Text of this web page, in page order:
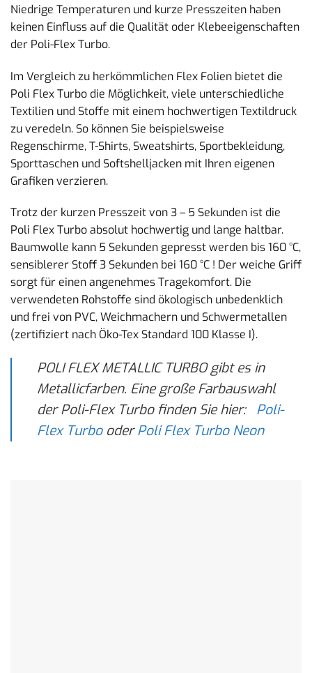
Niedrige Temperaturen und kurze Presszeiten haben
keinen Einfluss auf die Qualität oder Klebeeigenschaften
der Poli-Flex Turbo.
Im Vergleich zu herkömmlichen Flex Folien bietet die
Poli Flex Turbo die Möglichkeit, viele unterschiedliche
Textilien und Stoffe mit einem hochwertigen Textildruck
zu veredeln. So können Sie beispielsweise
Regenschirme, T-Shirts, Sweatshirts, Sportbekleidung,
Sporttaschen und Softshelljacken mit Ihren eigenen
Grafiken verzieren.
Trotz der kurzen Presszeit von 3 – 5 Sekunden ist die
Poli Flex Turbo absolut hochwertig und lange haltbar.
Baumwolle kann 5 Sekunden gepresst werden bis 160 °C,
sensiblerer Stoff 3 Sekunden bei 160 °C ! Der weiche Griff
sorgt für einen angenehmes Tragekomfort. Die
verwendeten Rohstoffe sind ökologisch unbedenklich
und frei von PVC, Weichmachern und Schwermetallen
(zertifiziert nach Öko-Tex Standard 100 Klasse I).
POLI FLEX METALLIC TURBO gibt es in
Metallicfarben. Eine große Farbauswahl
der Poli-Flex Turbo finden Sie hier: Poli-
Flex TurbooderPoli Flex Turbo Neon